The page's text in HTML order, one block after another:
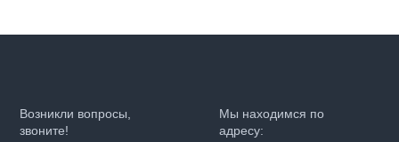
Возникли вопросы,
звоните!
Мы находимся по
адресу: